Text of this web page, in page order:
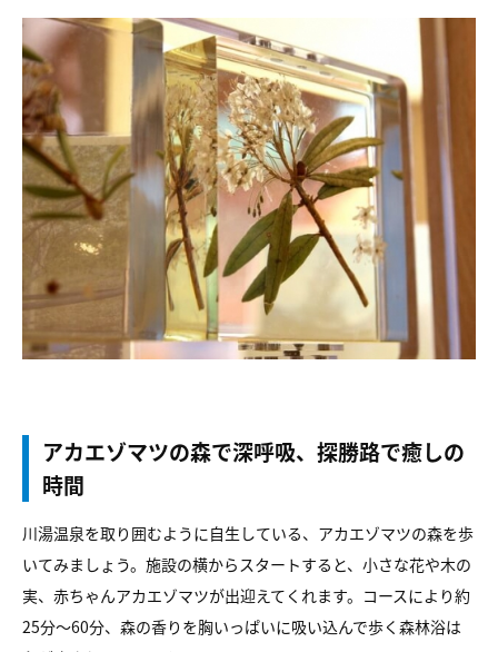
アカエゾマツの森で深呼吸、探勝路で癒しの
時間
川湯温泉を取り囲むように自生している、アカエゾマツの森を歩
いてみましょう。施設の横からスタートすると、小さな花や木の
実、赤ちゃんアカエゾマツが出迎えてくれます。コースにより約
25分〜60分、森の香りを胸いっぱいに吸い込んで歩く森林浴は